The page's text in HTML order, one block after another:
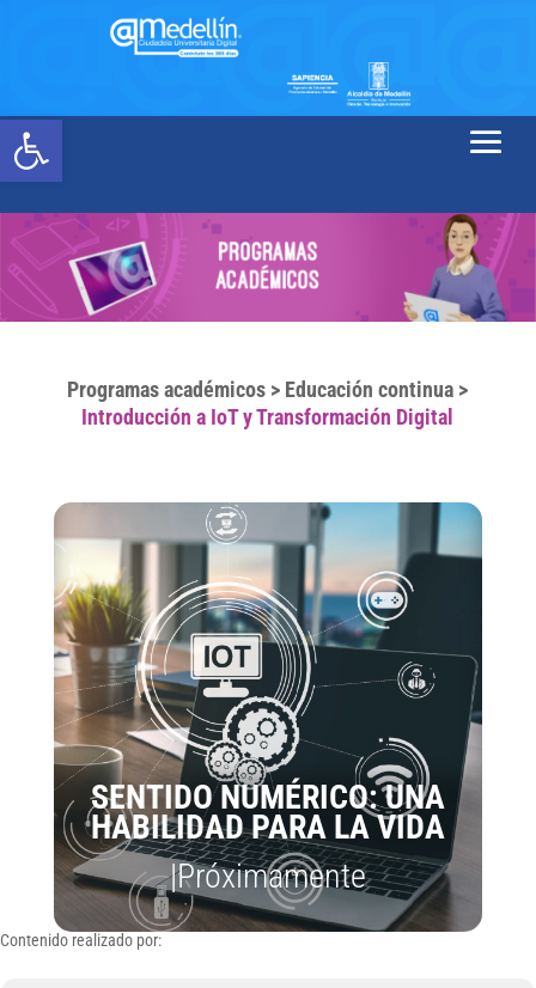
Abrir barra de herramientas
Programas académicos > Educación continua >
Introducción a IoT y Transformación Digital
SENTIDO NUMÉRICO: UNA
HABILIDAD PARA LA VIDA
|Próximamente
Contenido realizado por: